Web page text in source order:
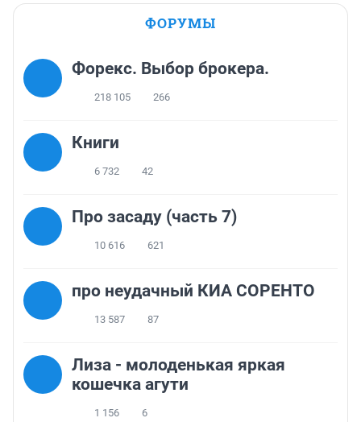
ФОРУМЫ
Форекс. Выбор брокера.
218 105 266
Книги
6 732 42
Про засаду (часть 7)
10 616 621
про неудачный КИА СОРЕНТО
13 587 87
Лиза - молоденькая яркая
кошечка агути
1 156 6